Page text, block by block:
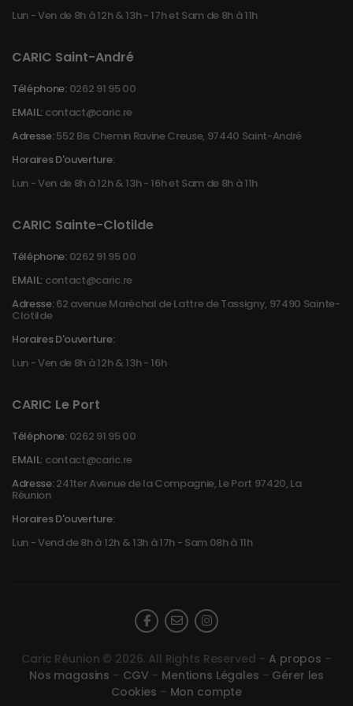
Lun - Ven de 8h à 12h & 13h - 17h et Sam de 8h à 11h
CARIC Saint-André
Téléphone: 0262 91 95 00
EMAIL: contact@caric.re
Adresse:552 Bis Chemin Ravine Creuse, 97440 Saint-André
Horaires D'ouverture:
Lun - Ven de 8h à 12h & 13h - 16h et Sam de 8h à 11h
CARIC Sainte-Clotilde
Téléphone: 0262 91 95 00
EMAIL: contact@caric.re
Adresse:62 avenue Maréchal de Lattre de Tassigny, 97490 Sainte-
Clotilde
Horaires D'ouverture:
Lun - Ven de 8h à 12h & 13h - 16h
CARIC Le Port
Téléphone: 0262 91 95 00
EMAIL: contact@caric.re
Adresse:241ter Avenue de la Compagnie, Le Port 97420, La
Réunion
Horaires D'ouverture:
Lun - Vend de 8h à 12h & 13h à 17h - Sam 08h à 11h
Caric Réunion © 2026. All Rights Reserved – A propos –
Nos magasins – CGV – Mentions Légales – Gérer les
Cookies – Mon compte